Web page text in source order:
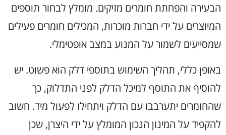
הבעירה והפחתת חומרים מזיקים. מומלץ לבחור תוספים
המיוצרים על ידי חברות מוכרות, המכילים חומרים פעילים
שמסייעים לשמור על המנוע במצב אופטימלי.
באופן כללי, תהליך השימוש בתוספי דלק הוא פשוט. יש
להוסיף את התוסף למיכל הדלק לפני התדלוק, כך
שהחומרים יתערבבו עם הדלק ויתחילו לפעול מיד. חשוב
להקפיד על המינון הנכון המומלץ על ידי היצרן, שכן